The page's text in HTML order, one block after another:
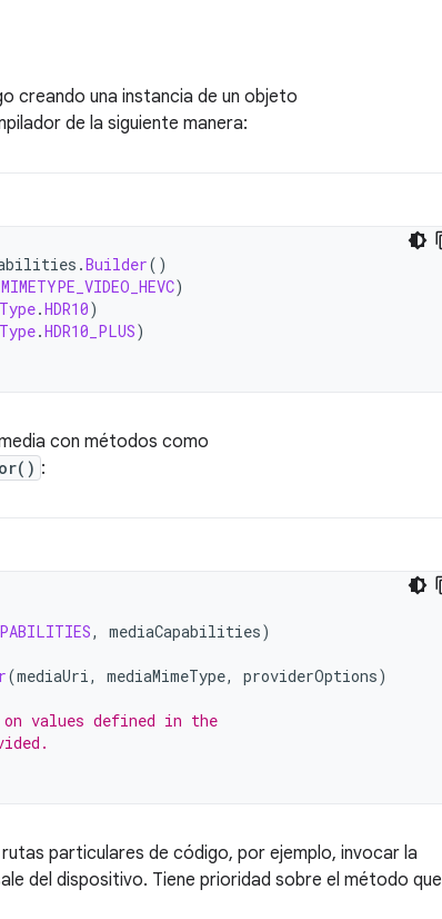
creando una instancia de un objeto
de la siguiente manera:
.Builder()
MIMETYPE_VIDEO_HEVC)
.HDR10)
.HDR10_PLUS)
con métodos como
:
, mediaCapabilities)
(mediaUri, mediaMimeType, providerOptions)
values defined in the
particulares de código, por ejemplo, invocar la
del dispositivo. Tiene prioridad sobre el método que